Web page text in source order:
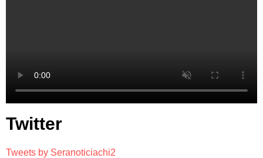
Twitter
Tweets by Seranoticiachi2